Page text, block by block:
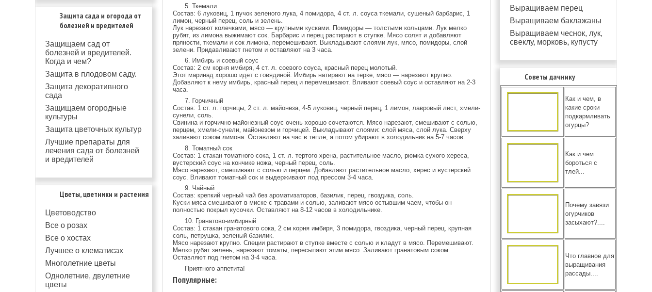
Защита сада и огорода от
болезней и вредителей
Защищаем сад от
болезней и вредителей.
Когда и чем?
Защита в плодовом саду.
Защита декоративного
сада
Защищаем огородные
культуры
Защита цветочных культур
Лучшие препараты для
лечения сада от болезней
и вредителей
Цветы, цветники и растения
Цветоводство
Все о розах
Все о хостах
Лучшее о клематисах
Многолетние цветы
Однолетние, двулетние
цветы
5. Ткемали
Состав: 6 луковиц, 1 пучок зеленого лука, 4 помидора, 4 ст. л. соуса ткемали, сушеный барбарис, 1
лимон, черный перец, соль и зелень.
Лук нарезают колечками, мясо — крупными кусками. Помидоры — толстыми кольцами. Лук мелко
рубят, из лимона выжимают сок. Барбарис и перец растирают в ступке. Мясо солят и добавляют
пряности, ткемали и сок лимона, перемешивают. Выкладывают слоями лук, мясо, помидоры, слой
зелени. Придавливают гнетом и оставляют на 3 часа.
6. Имбирь и соевый соус
Состав: 2 см корня имбиря, 4 ст. л. соевого соуса, красный перец молотый.
Этот маринад хорошо идет с говядиной. Имбирь натирают на терке, мясо — нарезают крупно.
Добавляют к нему имбирь, красный перец и перемешивают. Вливают соевый соус и оставляют на 2-3
часа.
7. Горчичный
Состав: 1 ст. л. горчицы, 2 ст. л. майонеза, 4-5 луковиц, черный перец, 1 лимон, лавровый лист, хмели-
сунели, соль.
Свинина и горчично-майонезный соус очень хорошо сочетаются. Мясо нарезают, смешивают с солью,
перцем, хмели-сунели, майонезом и горчицей. Выкладывают слоями: слой мяса, слой лука. Сверху
заливают соком лимона. Оставляют на час в тепле, а потом убирают в холодильник на 5-7 часов.
8. Томатный сок
Состав: 1 стакан томатного сока, 1 ст. л. тертого хрена, растительное масло, рюмка сухого хереса,
вустерский соус на кончике ножа, черный перец, соль.
Мясо нарезают, смешивают с солью и перцем. Добавляют растительное масло, херес и вустерский
соус. Вливают томатный сок и выдерживают под прессом 3-4 часа.
9. Чайный
Состав: крепкий черный чай без ароматизаторов, базилик, перец, гвоздика, соль.
Куски мяса смешивают в миске с травами и солью, заливают мясо остывшим чаем, чтобы он
полностью покрыл кусочки. Оставляют на 8-12 часов в холодильнике.
10. Гранатово-имбирный
Состав: 1 стакан гранатового сока, 2 см корня имбиря, 3 помидора, гвоздика, черный перец, крупная
соль, петрушка, зеленый базилик.
Мясо нарезают крупно. Специи растирают в ступке вместе с солью и кладут в мясо. Перемешивают.
Мелко рубят зелень, нарезают томаты, пересыпают этим мясо. Заливают гранатовым соком.
Оставляют под гнетом на 3-4 часа.
Приятного аппетита!
Популярные:
Выращиваем перец
Выращиваем баклажаны
Выращиваем чеснок, лук,
свеклу, морковь, купусту
Советы дачнику
Как и чем, в
какие сроки
подкармливать
огурцы?
Как и чем
бороться с
тлей...
Почему завязи
огурчиков
засыхают?....
Что главное для
выращивания
рассады....